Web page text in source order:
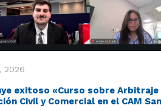
2026
exitoso «Curso sobre Arbitraje
Civil y Comercial en el CAM